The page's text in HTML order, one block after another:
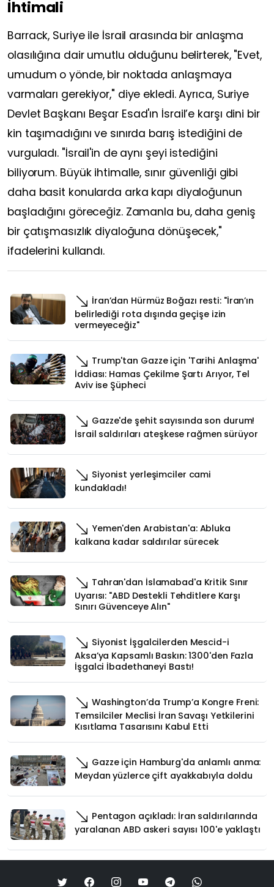
İhtimali
Barrack, Suriye ile İsrail arasında bir anlaşma
olasılığına dair umutlu olduğunu belirterek, "Evet,
umudum o yönde, bir noktada anlaşmaya
varmaları gerekiyor," diye ekledi. Ayrıca, Suriye
Devlet Başkanı Beşar Esad'ın İsrail’e karşı dini bir
kin taşımadığını ve sınırda barış istediğini de
vurguladı. "İsrail'in de aynı şeyi istediğini
biliyorum. Büyük ihtimalle, sınır güvenliği gibi
daha basit konularda arka kapı diyaloğunun
başladığını göreceğiz. Zamanla bu, daha geniş
bir çatışmasızlık diyaloğuna dönüşecek,"
ifadelerini kullandı.
İran’dan Hürmüz Boğazı resti: "İran’ın
belirlediği rota dışında geçişe izin
vermeyeceğiz"
Trump'tan Gazze için 'Tarihi Anlaşma'
İddiası: Hamas Çekilme Şartı Arıyor, Tel
Aviv ise Şüpheci
Gazze'de şehit sayısında son durum!
İsrail saldırıları ateşkese rağmen sürüyor
Siyonist yerleşimciler cami
kundakladı!
Yemen'den Arabistan'a: Abluka
kalkana kadar saldırılar sürecek
Tahran'dan İslamabad'a Kritik Sınır
Uyarısı: "ABD Destekli Tehditlere Karşı
Sınırı Güvenceye Alın"
Siyonist İşgalcilerden Mescid-i
Aksa’ya Kapsamlı Baskın: 1300'den Fazla
İşgalci İbadethaneyi Bastı!
Washington’da Trump’a Kongre Freni:
Temsilciler Meclisi İran Savaşı Yetkilerini
Kısıtlama Tasarısını Kabul Etti
Gazze için Hamburg'da anlamlı anma:
Meydan yüzlerce çift ayakkabıyla doldu
Pentagon açıkladı: İran saldırılarında
yaralanan ABD askeri sayısı 100'e yaklaştı